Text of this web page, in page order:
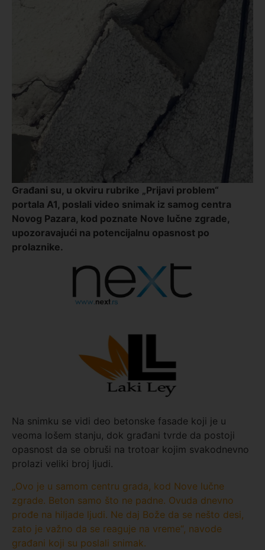
Građani su, u okviru rubrike „Prijavi problem“
portala A1, poslali video snimak iz samog centra
Novog Pazara, kod poznate Nove lučne zgrade,
upozoravajući na potencijalnu opasnost po
prolaznike.
Na snimku se vidi deo betonske fasade koji je u
veoma lošem stanju, dok građani tvrde da postoji
opasnost da se obruši na trotoar kojim svakodnevno
prolazi veliki broj ljudi.
„Ovo je u samom centru grada, kod Nove lučne
zgrade. Beton samo što ne padne. Ovuda dnevno
prođe na hiljade ljudi. Ne daj Bože da se nešto desi,
zato je važno da se reaguje na vreme“, navode
građani koji su poslali snimak.